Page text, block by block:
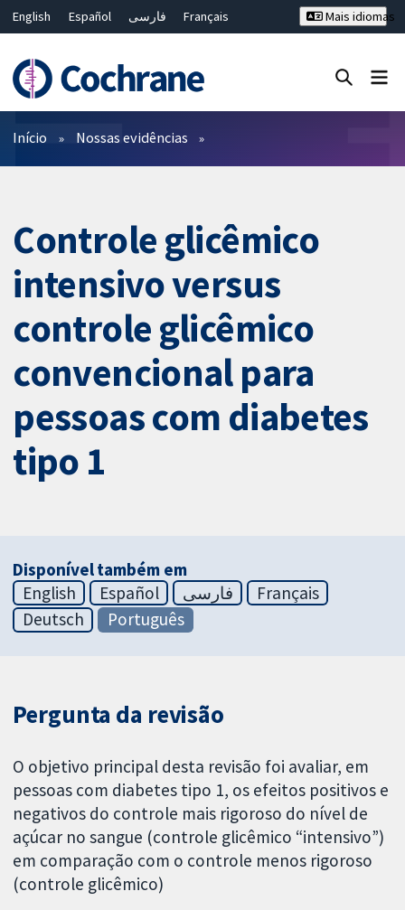
English Español فارسی
Français
Bahasa Malaysia
ไทย 繁體中文
Mais idiomas
Filtros
Início Nossas evidências
Controle glicêmico
intensivo versus
controle glicêmico
convencional para
pessoas com diabetes
tipo 1
Disponível também em
English
Español فارسی
Français
Deutsch
Português
Pergunta da revisão
O objetivo principal desta revisão foi avaliar, em
pessoas com diabetes tipo 1, os efeitos positivos e
negativos do controle mais rigoroso do nível de
açúcar no sangue (controle glicêmico “intensivo”)
em comparação com o controle menos rigoroso
(controle glicêmico)